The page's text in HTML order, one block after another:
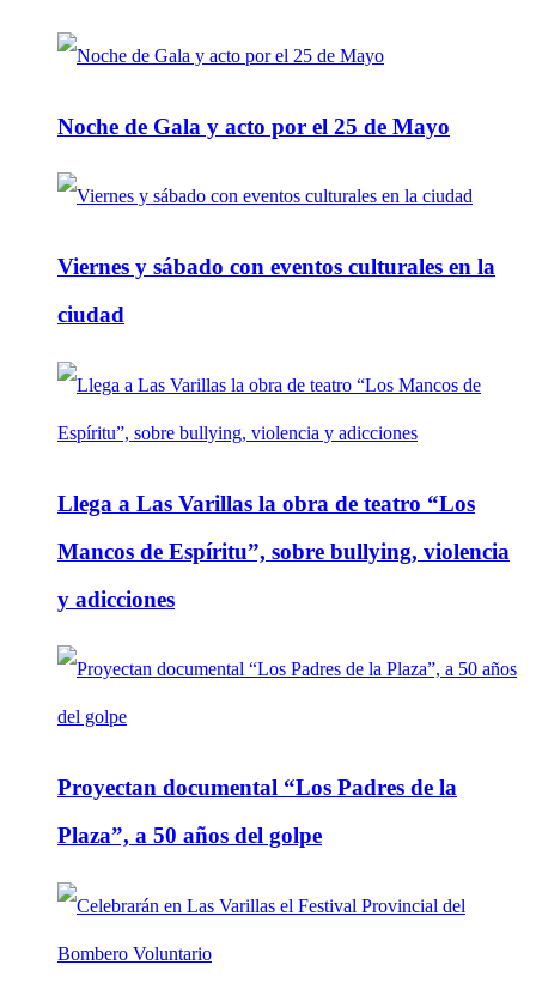
Noche de Gala y acto por el 25 de Mayo
Viernes y sábado con eventos culturales en la
ciudad
Llega a Las Varillas la obra de teatro “Los
Mancos de Espíritu”, sobre bullying, violencia
y adicciones
Proyectan documental “Los Padres de la
Plaza”, a 50 años del golpe